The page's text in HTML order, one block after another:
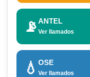
📡 ANTEL
Ver llamados
💧 OSE
Ver llamados